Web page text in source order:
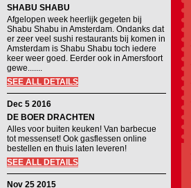
SHABU SHABU
Afgelopen week heerlijk gegeten bij
Shabu Shabu in Amsterdam. Ondanks dat
er zeer veel sushi restaurants bij komen in
Amsterdam is Shabu Shabu toch iedere
keer weer goed. Eerder ook in Amersfoort
gewe.......
SEE ALL DETAILS
Dec 5 2016
DE BOER DRACHTEN
Alles voor buiten keuken! Van barbecue
tot messenset! Ook gasflessen online
bestellen en thuis laten leveren!
SEE ALL DETAILS
Nov 25 2015